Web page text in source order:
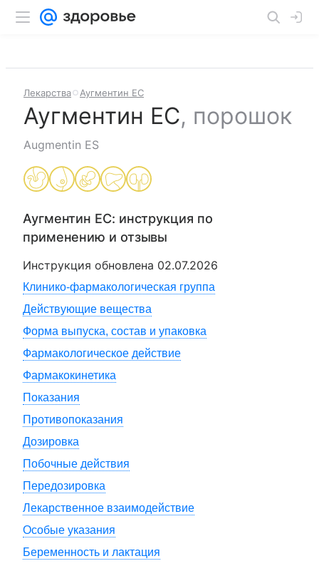
Лекарства Аугментин ЕС
Аугментин ЕС, порошок
Augmentin ES
Аугментин ЕС: инструкция по
применению и отзывы
Инструкция обновлена 02.07.2026
Клинико-фармакологическая группа
Действующие вещества
Форма выпуска, состав и упаковка
Фармакологическое действие
Фармакокинетика
Показания
Противопоказания
Дозировка
Побочные действия
Передозировка
Лекарственное взаимодействие
Особые указания
Беременность и лактация